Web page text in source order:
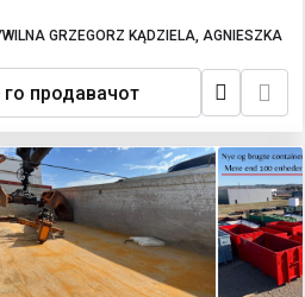
GRZEGORZ KĄDZIELA, AGNIESZKA
го продавачот